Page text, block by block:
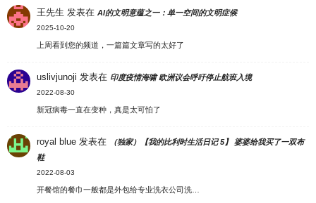
王先生 发表在AI的文明意蕴之一：单一空间的文明症候
2025-10-20
上周看到您的频道，一篇篇文章写的太好了
uslivjunoji 发表在 印度疫情海啸 欧洲议会呼吁停止航班入境
2022-08-30
新冠病毒一直在变种，真是太可怕了
royal blue 发表在
（独家）【我的比利时生活日记 5】 婆婆给我买了一双布
鞋
2022-08-03
开餐馆的餐巾一般都是外包给专业洗衣公司洗…